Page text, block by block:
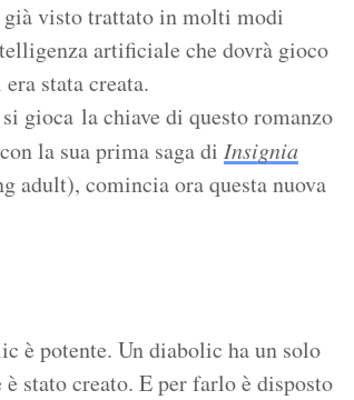
visto trattato in molti modi
artificiale che dovrà gioco
stata creata.
gioca la chiave di questo romanzo
la sua prima saga di Insignia
adult), comincia ora questa nuova
è potente. Un diabolic ha un solo
stato creato. E per farlo è disposto